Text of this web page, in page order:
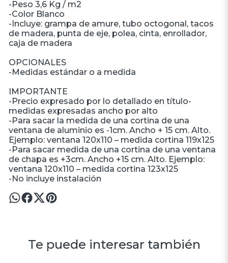
-Peso 3,6 Kg / m2
-Color Blanco
-Incluye: grampa de amure, tubo octogonal, tacos
de madera, punta de eje, polea, cinta, enrollador,
caja de madera
OPCIONALES
-Medidas estándar o a medida
IMPORTANTE
-Precio expresado por lo detallado en título-
medidas expresadas ancho por alto
-Para sacar la medida de una cortina de una
ventana de aluminio es -1cm. Ancho + 15 cm. Alto.
Ejemplo: ventana 120x110 – medida cortina 119x125
-Para sacar medida de una cortina de una ventana
de chapa es +3cm. Ancho +15 cm. Alto. Ejemplo:
ventana 120x110 – medida cortina 123x125
-No incluye instalación
Te puede interesar también